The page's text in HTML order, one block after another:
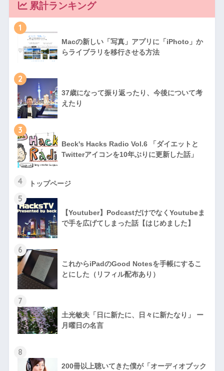
累計ランキング
1
Macの新しい「写真」アプリに「iPhoto」か
らライブラリを移行させる方法
2
37歳になって振り返ったり、今後について考
えたり
3
Beck's Hacks Radio Vol.6 「ダイエットと
Twitterアイコンを10年ぶりに更新した話」
4 トップページ
5
【Youtuber】PodcastだけでなくYoutubeま
で手を広げてしまった話【はじめました】
6
これからiPadのGood Notesを手帳にするこ
とにした（リフィル配布あり）
7
土光敏夫「日に新たに、日々に新たなり」 ー
月曜日の名言
8
200冊以上聴いてきた僕が「オーディオブック